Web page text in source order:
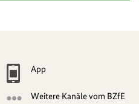
App
Weitere Kanäle vom BZfE